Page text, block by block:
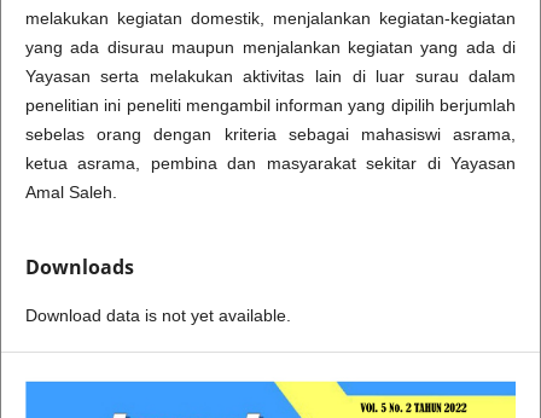
melakukan kegiatan domestik, menjalankan kegiatan-kegiatan
yang ada disurau maupun menjalankan kegiatan yang ada di
Yayasan serta melakukan aktivitas lain di luar surau dalam
penelitian ini peneliti mengambil informan yang dipilih berjumlah
sebelas orang dengan kriteria sebagai mahasiswi asrama,
ketua asrama, pembina dan masyarakat sekitar di Yayasan
Amal Saleh.
Downloads
Download data is not yet available.